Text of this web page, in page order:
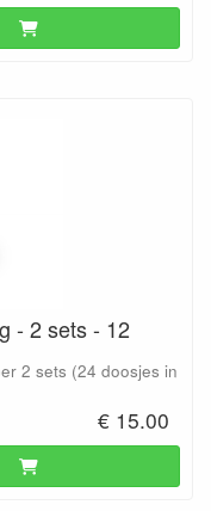
- 2 sets - 12
2 sets (24 doosjes in
€ 15.00